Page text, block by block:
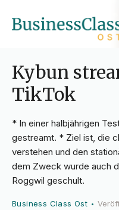
Kybun
TikTok
* In einer halbjährigen
gestreamt. * Ziel ist, die
verstehen und den
dem Zweck wurde auch
Roggwil geschult.
Business Class Ost •